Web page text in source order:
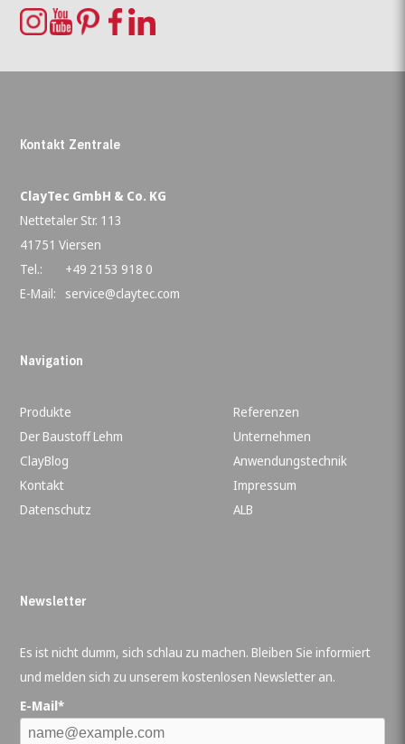
Kontakt Zentrale
ClayTec GmbH & Co. KG
Nettetaler Str. 113
41751 Viersen
Tel.:
+49 2153 918 0
E-Mail:
service@claytec.com
Navigation
Produkte
Referenzen
Der Baustoff Lehm
Unternehmen
ClayBlog
Anwendungstechnik
Kontakt
Impressum
Datenschutz
ALB
Newsletter
Es ist nicht dumm, sich schlau zu machen. Bleiben Sie informiert
und melden sich zu unserem kostenlosen Newsletter an.
E-Mail*